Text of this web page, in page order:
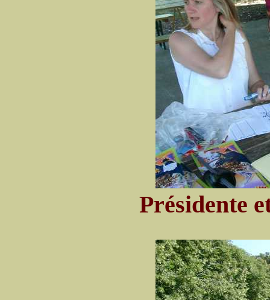
Présidente